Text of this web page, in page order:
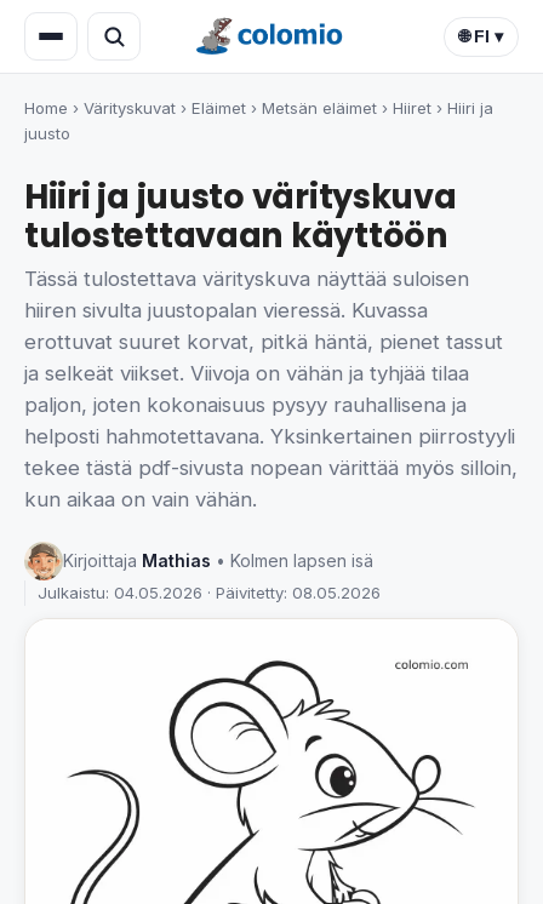
🌐 FI ▾
Home › Värityskuvat › Eläimet › Metsän eläimet › Hiiret › Hiiri ja
juusto
Hiiri ja juusto värityskuva
tulostettavaan käyttöön
Tässä tulostettava värityskuva näyttää suloisen
hiiren sivulta juustopalan vieressä. Kuvassa
erottuvat suuret korvat, pitkä häntä, pienet tassut
ja selkeät viikset. Viivoja on vähän ja tyhjää tilaa
paljon, joten kokonaisuus pysyy rauhallisena ja
helposti hahmotettavana. Yksinkertainen piirrostyyli
tekee tästä pdf-sivusta nopean värittää myös silloin,
kun aikaa on vain vähän.
Kirjoittaja Mathias • Kolmen lapsen isä
Julkaistu: 04.05.2026 · Päivitetty: 08.05.2026